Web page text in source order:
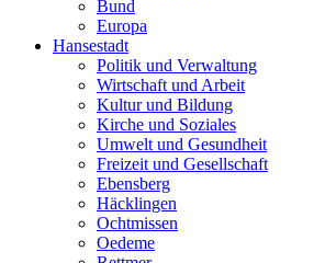
Bund
Europa
Hansestadt
Politik und Verwaltung
Wirtschaft und Arbeit
Kultur und Bildung
Kirche und Soziales
Umwelt und Gesundheit
Freizeit und Gesellschaft
Ebensberg
Häcklingen
Ochtmissen
Oedeme